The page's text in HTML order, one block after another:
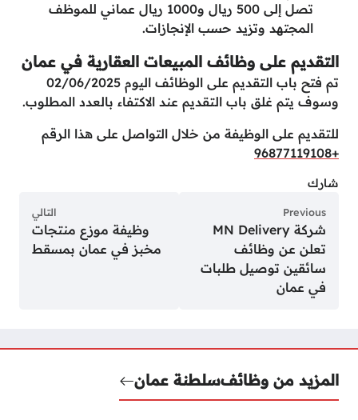
تصل إلى 500 ريال و1000 ريال عماني للموظف
المجتهد وتزيد حسب الإنجازات.
التقديم على وظائف المبيعات العقارية في عمان
تم فتح باب التقديم على الوظائف اليوم 02/06/2025
وسوف يتم غلق باب التقديم عند الاكتفاء بالعدد المطلوب.
للتقديم على الوظيفة من خلال التواصل على هذا الرقم
+96877119108
شارك
Previous
شركة MN Delivery
تعلن عن وظائف
سائقين توصيل طلبات
في عمان
التالي
وظيفة موزع منتجات
مخبز في عمان بمسقط
المزيد من وظائفسلطنة عمان